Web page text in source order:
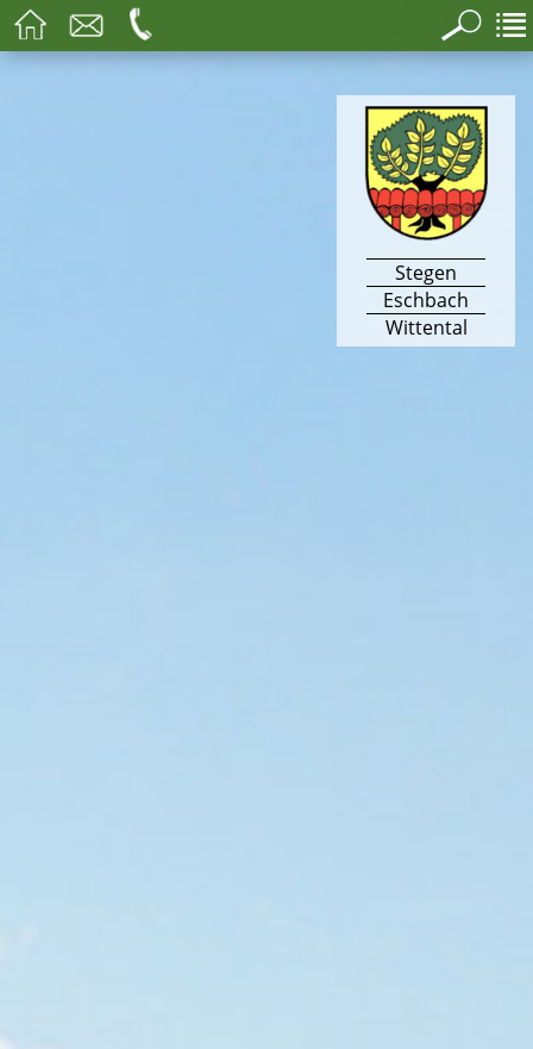
Stegen
Eschbach
Wittental